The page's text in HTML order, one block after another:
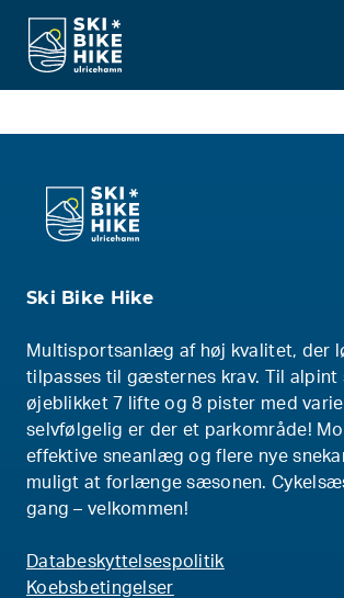
content
Ski Bike Hike
Multisportsanlæg af høj kvalitet, der
tilpasses til gæsternes krav. Til alpint
øjeblikket 7 lifte og 8 pister med
selvfølgelig er der et parkområde!
effektive sneanlæg og flere nye
muligt at forlænge sæsonen.
gang – velkommen!
Databeskyttelsespolitik
Koebsbetingelser